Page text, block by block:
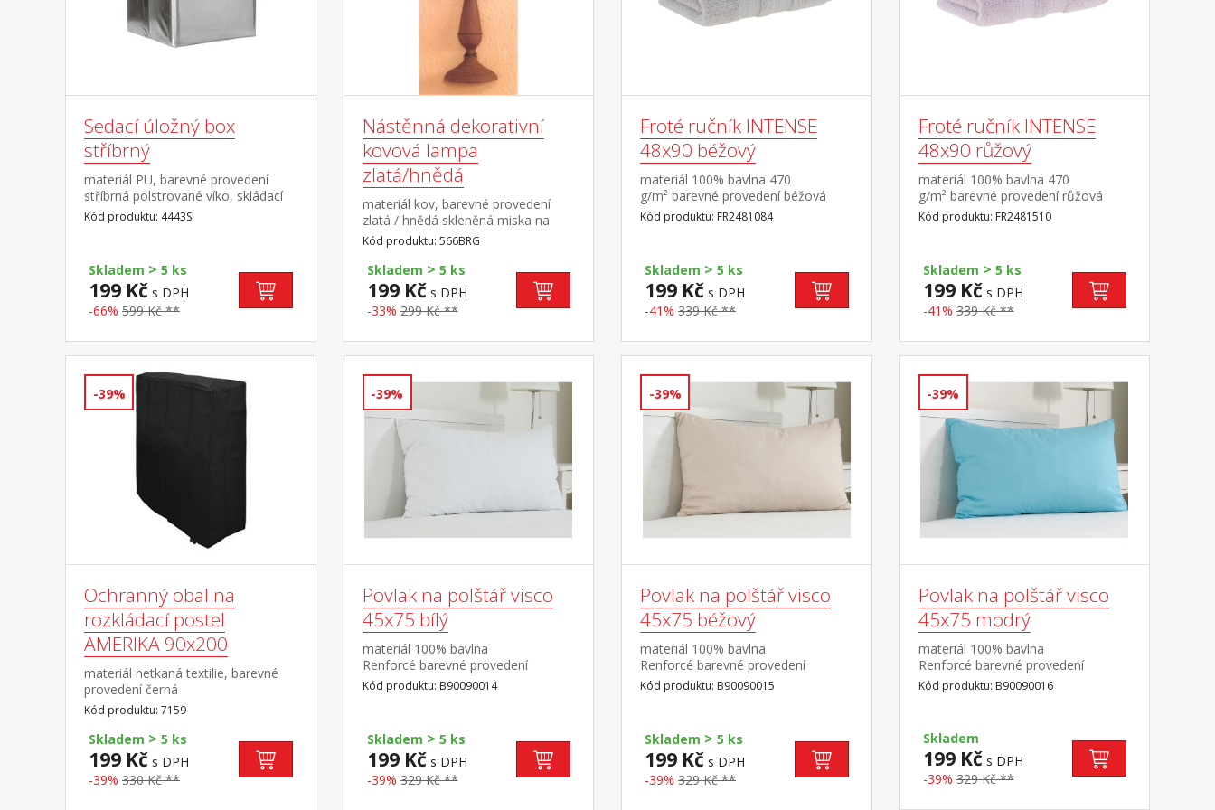
Sedací úložný box
stříbrný
materiál PU, barevné provedení
stříbrná polstrované víko, skládací
úložný prostor (š/h/v) cca 36 × 36 ×
34 cm
Kód produktu: 4443SI
Skladem > 5 ks
199 Kč s DPH
-66% 599 Kč **
Nástěnná dekorativní
kovová lampa
zlatá/hnědá
materiál kov, barevné provedení
zlatá / hnědá skleněná miska na
čajovou svíčku doporučujeme
použití elektrické LED čajové svíčky
svíčka není součástí dodávky
Kód produktu: 566BRG
Skladem > 5 ks
199 Kč s DPH
-33% 299 Kč **
Froté ručník INTENSE
48x90 béžový
materiál 100% bavlna 470
g/m² barevné provedení béžová
Kód produktu: FR2481084
Skladem > 5 ks
199 Kč s DPH
-41% 339 Kč **
Froté ručník INTENSE
48x90 růžový
materiál 100% bavlna 470
g/m² barevné provedení růžová
Kód produktu: FR2481510
Skladem > 5 ks
199 Kč s DPH
-41% 339 Kč **
-39%
Ochranný obal na
rozkládací postel
AMERIKA 90x200
materiál netkaná textilie, barevné
provedení černá
Kód produktu: 7159
Skladem > 5 ks
199 Kč s DPH
-39% 330 Kč **
-39%
Povlak na polštář visco
45x75 bílý
materiál 100% bavlna
Renforcé barevné provedení
bílá pratelný do 60 °C
Kód produktu: B90090014
Skladem > 5 ks
199 Kč s DPH
-39% 329 Kč **
-39%
Povlak na polštář visco
45x75 béžový
materiál 100% bavlna
Renforcé barevné provedení
béžová pratelný do 60 °C
Kód produktu: B90090015
Skladem > 5 ks
199 Kč s DPH
-39% 329 Kč **
-39%
Povlak na polštář visco
45x75 modrý
materiál 100% bavlna
Renforcé barevné provedení
modrá pratelný do 60 °C
Kód produktu: B90090016
Skladem
199 Kč s DPH
-39% 329 Kč **